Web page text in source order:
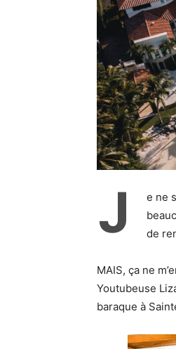
J
e ne
de
MAIS, ça ne
Youtubeuse
baraque à